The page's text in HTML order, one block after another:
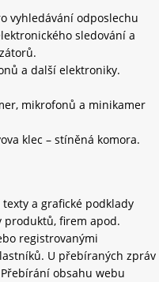
vyhledávání odposlechu
sledování a
a další elektroniky.
mikrofonů a minikamer
klec – stíněná komora.
a grafické podklady
produktů, firem apod.
registrovanými
U přebíraných zpráv
obsahu webu